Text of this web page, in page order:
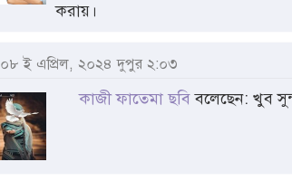
করায়।
০৮ ই এপ্রিল, ২০২৪ দুপুর ২:০৩
কাজী ফাতেমা ছবিবলেছেন: খুব